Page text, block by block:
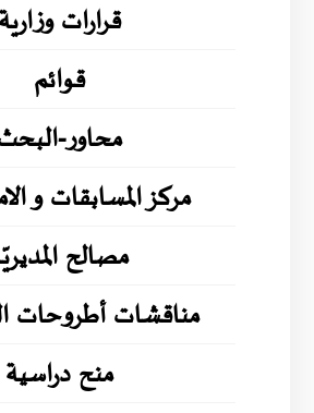
قرارات وزارية
قوائم
محاور-
مركز المسابقات و
مصالح
مناقشات أطروحات
منح دراسية